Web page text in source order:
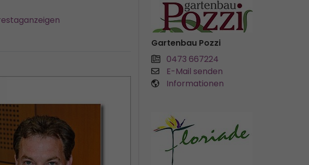
Gartenbau Pozzi
0473 667224
E-Mail senden
Informationen